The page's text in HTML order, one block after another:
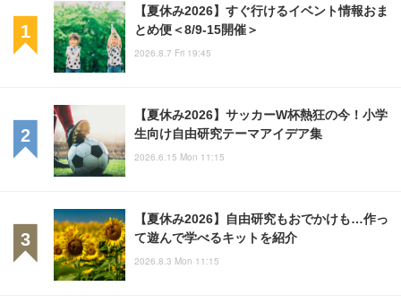
【夏休み2026】すぐ行けるイベント情報おま
とめ便＜8/9-15開催＞
2026.8.7 Fri 19:45
【夏休み2026】サッカーW杯熱狂の今！小学
生向け自由研究テーマアイデア集
2026.6.15 Mon 11:15
【夏休み2026】自由研究もおでかけも…作っ
て遊んで学べるキットを紹介
2026.8.3 Mon 11:15